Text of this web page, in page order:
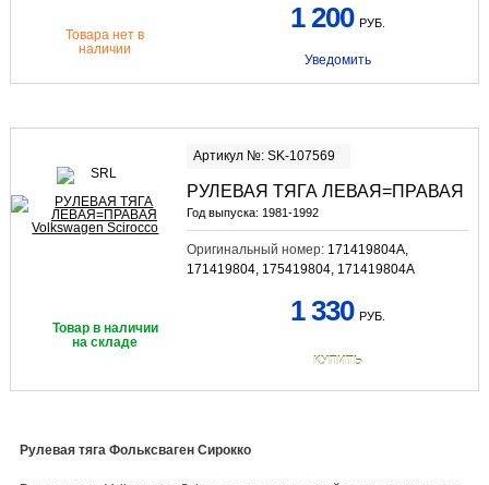
Товара нет в
наличии
1 200 РУБ.
Уведомить
Артикул №: SK-107569
РУЛЕВАЯ ТЯГА ЛЕВАЯ=ПРАВАЯ
Год выпуска: 1981-1992
Оригинальный номер: 171419804A,
171419804, 175419804, 171419804A
Товар в наличии
на складе
1 330 РУБ.
КУПИТЬ
Рулевая тяга Фольксваген Сирокко